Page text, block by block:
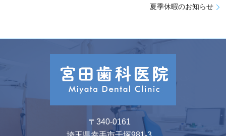
夏季休暇のお知らせ
〒340-0161